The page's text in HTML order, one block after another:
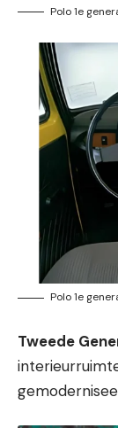
Polo 1e
Polo 1e
Tweede